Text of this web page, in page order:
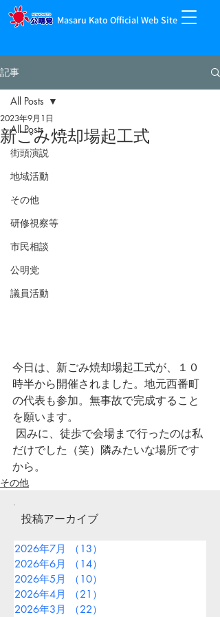
Masaru Kato Official Web Site
記事
All Posts
街頭演説
地域活動
その他
研修視察等
市民相談
公明党
議員活動
All Posts
新ごみ焼却場起工式
2023年9月1日
今日は、新ごみ焼却場起工式が、１０
時半から開催されました。地元西番町
の代表も参加。無事故で完成すること
を願います。
だけでした（笑）隣みたいな場所です
から。
その他
投稿アーカイブ
2026年7月 （13）
2026年6月
（14）
2026年5月
（10）
2026年4月
（21）
2026年3月
（22）